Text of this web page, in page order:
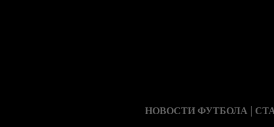
НОВОСТИ ФУТБОЛА |